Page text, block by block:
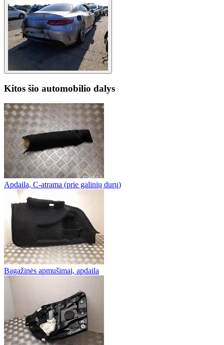
Kitos šio automobilio dalys
Apdaila, C-atrama (prie galinių durų)
Bagažinės apmušimai, apdaila